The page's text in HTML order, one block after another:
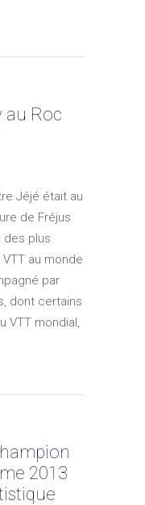
au Roc
Jéjé était au
de Fréjus
des plus
au monde
par
dont certains
VTT mondial,
2013